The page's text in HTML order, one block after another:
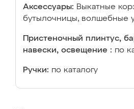
Аксессуары: Выкатные
бутылочницы, волшебные
Пристеночный плинтус,
навески, освещение : по
Ручки: по каталогу